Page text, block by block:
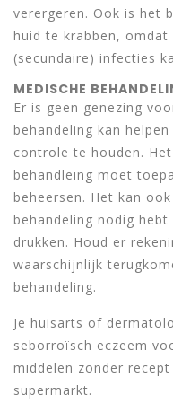
verergeren. Ook is het
huid te krabben,
(secundaire) infecties
MEDISCHE
Er is geen genezing
behandeling kan
controle te houden.
behandleing moet
beheersen. Het kan
behandeling nodig
drukken. Houd er
waarschijnlijk
behandeling.
Je huisarts of
seborroïsch eczeem
middelen zonder
supermarkt.